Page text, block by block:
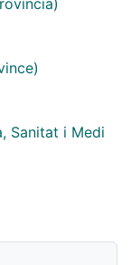
son los
trabajo se
Constituyen
Bornet y
Sanitat i Medi